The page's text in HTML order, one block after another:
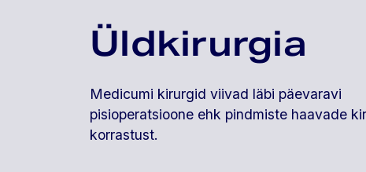
Üldkirurgia
Medicumi kirurgid viivad läbi päevaravi
pisioperatsioone ehk pindmiste haavade
korrastust.